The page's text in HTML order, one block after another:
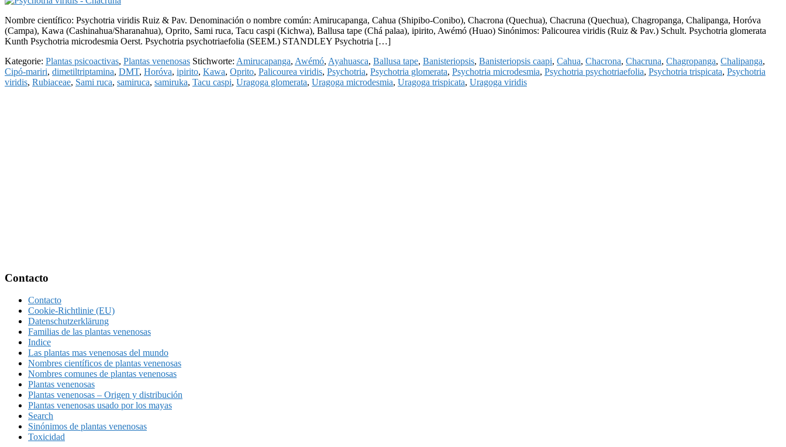
Nombre científico: Psychotria viridis Ruiz & Pav. Denominación o nombre común: Amirucapanga, Cahua (Shipibo-Conibo), Chacrona (Quechua), Chacruna (Quechua), Chagropanga, Chalipanga, Horóva
(Campa), Kawa (Cashinahua/Sharanahua), Oprito, Sami ruca, Tacu caspi (Kichwa), Ballusa tape (Chá palaa), ipirito, Awémó (Huao) Sinónimos: Palicourea viridis (Ruiz & Pav.) Schult. Psychotria glomerata
Kunth Psychotria microdesmia Oerst. Psychotria psychotriaefolia (SEEM.) STANDLEY Psychotria […]
Kategorie: Plantas psicoactivas, Plantas venenosas Stichworte: Amirucapanga, Awémó, Ayahuasca, Ballusa tape, Banisteriopsis, Banisteriopsis caapi, Cahua, Chacrona, Chacruna, Chagropanga, Chalipanga,
Cipó-mariri, dimetiltriptamina, DMT, Horóva, ipirito, Kawa, Oprito, Palicourea viridis, Psychotria, Psychotria glomerata, Psychotria microdesmia, Psychotria psychotriaefolia, Psychotria trispicata, Psychotria
viridis, Rubiaceae, Sami ruca, samiruca, samiruka, Tacu caspi, Uragoga glomerata, Uragoga microdesmia, Uragoga trispicata, Uragoga viridis
Footer
Contacto
Contacto
Cookie-Richtlinie (EU)
Datenschutzerklärung
Familias de las plantas venenosas
Indice
Las plantas mas venenosas del mundo
Nombres científicos de plantas venenosas
Nombres comunes de plantas venenosas
Plantas venenosas
Plantas venenosas – Origen y distribución
Plantas venenosas usado por los mayas
Search
Sinónimos de plantas venenosas
Toxicidad